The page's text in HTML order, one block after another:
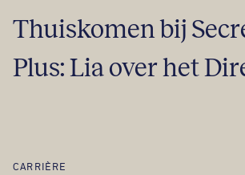
Thuiskomen bij
Plus: Lia over het
CARRIÈRE